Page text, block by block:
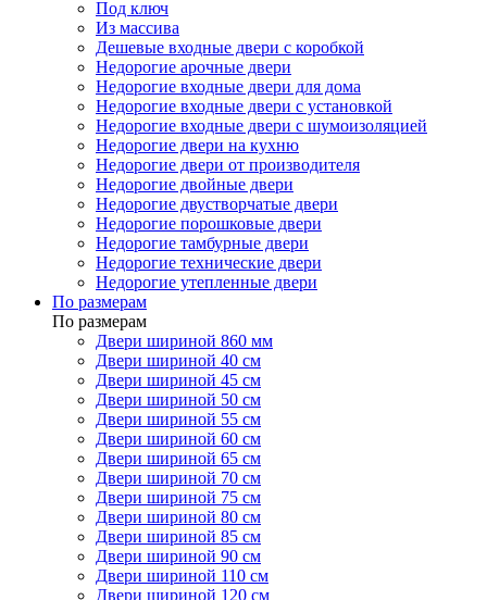
Под ключ
Из массива
Дешевые входные двери с коробкой
Недорогие арочные двери
Недорогие входные двери для дома
Недорогие входные двери с установкой
Недорогие входные двери с шумоизоляцией
Недорогие двери на кухню
Недорогие двери от производителя
Недорогие двойные двери
Недорогие двустворчатые двери
Недорогие порошковые двери
Недорогие тамбурные двери
Недорогие технические двери
Недорогие утепленные двери
По размерам
По размерам
Двери шириной 860 мм
Двери шириной 40 см
Двери шириной 45 см
Двери шириной 50 см
Двери шириной 55 см
Двери шириной 60 см
Двери шириной 65 см
Двери шириной 70 см
Двери шириной 75 см
Двери шириной 80 см
Двери шириной 85 см
Двери шириной 90 см
Двери шириной 110 см
Двери шириной 120 см